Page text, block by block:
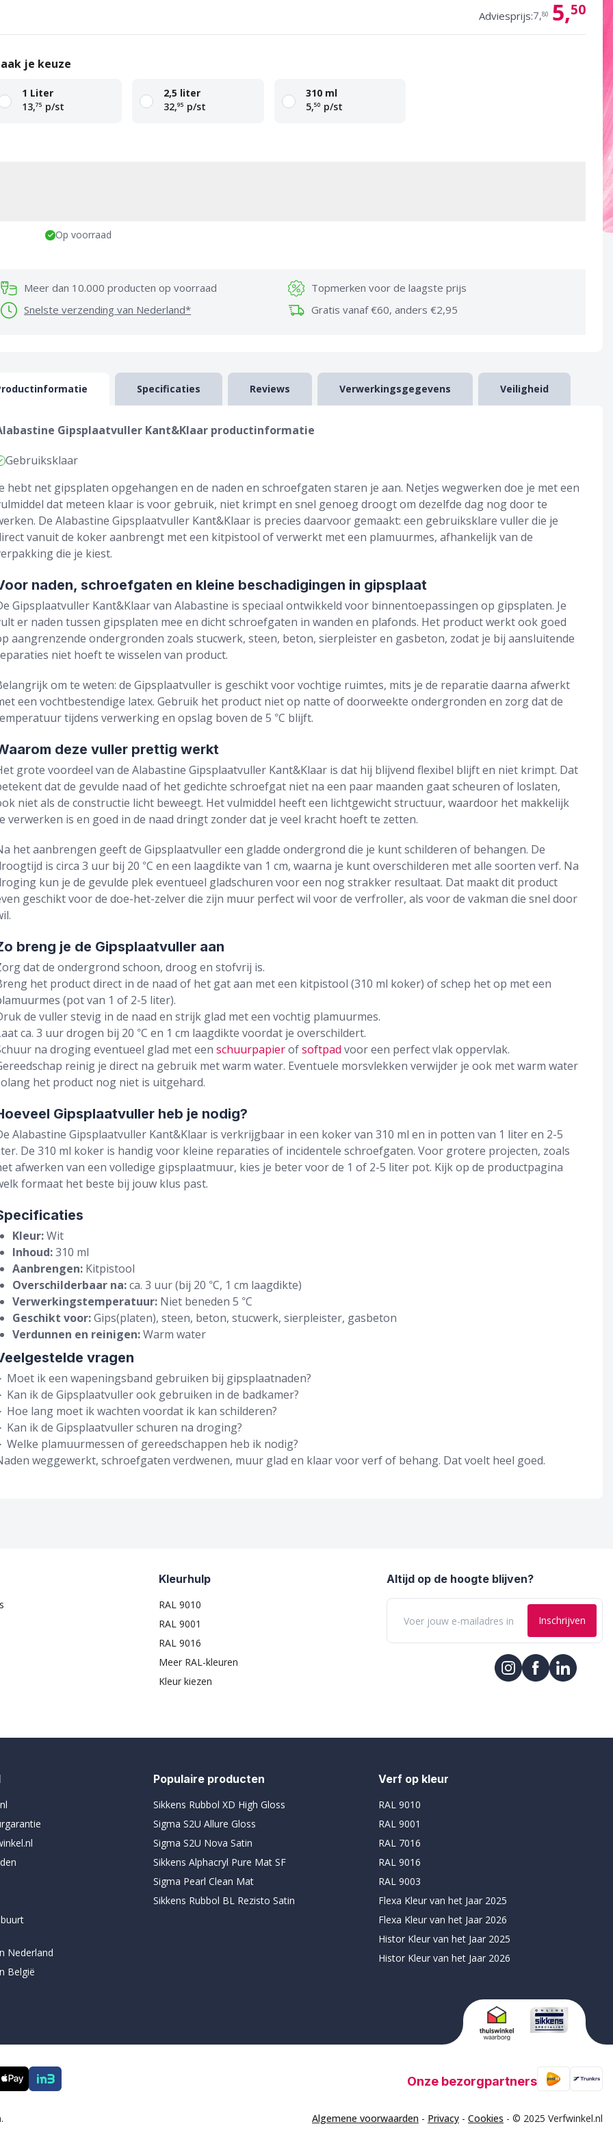
Adviesprijs:7,80 5,50
je keuze
1 Liter
13,75 p/st
2,5 liter
32,95 p/st
310 ml
5,50 p/st
Op voorraad
Meer dan 10.000 producten op voorraad
Topmerken voor de laagste prijs
Snelste verzending van Nederland*
Gratis vanaf €60, anders €2,95
Gipsplaatvuller Kant&Klaar productinformatie
Gebruiksklaar
hebt net gipsplaten opgehangen en de naden en schroefgaten staren je aan. Netjes wegwerken doe je met een
dat meteen klaar is voor gebruik, niet krimpt en snel genoeg droogt om dezelfde dag nog door te
De Alabastine Gipsplaatvuller Kant&Klaar is precies daarvoor gemaakt: een gebruiksklare vuller die je
vanuit de koker aanbrengt met een kitpistool of verwerkt met een plamuurmes, afhankelijk van de
die je kiest.
naden, schroefgaten en kleine beschadigingen in gipsplaat
Gipsplaatvuller Kant&Klaar van Alabastine is speciaal ontwikkeld voor binnentoepassingen op gipsplaten. Je
er naden tussen gipsplaten mee en dicht schroefgaten in wanden en plafonds. Het product werkt ook goed
aangrenzende ondergronden zoals stucwerk, steen, beton, sierpleister en gasbeton, zodat je bij aansluitende
niet hoeft te wisselen van product.
om te weten: de Gipsplaatvuller is geschikt voor vochtige ruimtes, mits je de reparatie daarna afwerkt
een vochtbestendige latex. Gebruik het product niet op natte of doorweekte ondergronden en zorg dat de
tijdens verwerking en opslag boven de 5 °C blijft.
deze vuller prettig werkt
grote voordeel van de Alabastine Gipsplaatvuller Kant&Klaar is dat hij blijvend flexibel blijft en niet krimpt. Dat
dat de gevulde naad of het gedichte schroefgat niet na een paar maanden gaat scheuren of loslaten,
niet als de constructie licht beweegt. Het vulmiddel heeft een lichtgewicht structuur, waardoor het makkelijk
verwerken is en goed in de naad dringt zonder dat je veel kracht hoeft te zetten.
het aanbrengen geeft de Gipsplaatvuller een gladde ondergrond die je kunt schilderen of behangen. De
is circa 3 uur bij 20 °C en een laagdikte van 1 cm, waarna je kunt overschilderen met alle soorten verf. Na
kun je de gevulde plek eventueel gladschuren voor een nog strakker resultaat. Dat maakt dit product
geschikt voor de doe-het-zelver die zijn muur perfect wil voor de verfroller, als voor de vakman die snel door
breng je de Gipsplaatvuller aan
dat de ondergrond schoon, droog en stofvrij is.
het product direct in de naad of het gat aan met een kitpistool (310 ml koker) of schep het op met een
(pot van 1 of 2-5 liter).
de vuller stevig in de naad en strijk glad met een vochtig plamuurmes.
ca. 3 uur drogen bij 20 °C en 1 cm laagdikte voordat je overschildert.
na droging eventueel glad met eenschuurpapierofsoftpad voor een perfect vlak oppervlak.
reinig je direct na gebruik met warm water. Eventuele morsvlekken verwijder je ook met warm water
het product nog niet is uitgehard.
Gipsplaatvuller heb je nodig?
Alabastine Gipsplaatvuller Kant&Klaar is verkrijgbaar in een koker van 310 ml en in potten van 1 liter en 2-5
De 310 ml koker is handig voor kleine reparaties of incidentele schroefgaten. Voor grotere projecten, zoals
afwerken van een volledige gipsplaatmuur, kies je beter voor de 1 of 2-5 liter pot. Kijk op de productpagina
formaat het beste bij jouw klus past.
Kleur:Wit
Inhoud:310 ml
Aanbrengen: Kitpistool
Overschilderbaar na:ca. 3 uur (bij 20 °C, 1 cm laagdikte)
Verwerkingstemperatuur: Niet beneden 5 °C
Geschikt voor:Gips(platen), steen, beton, stucwerk, sierpleister, gasbeton
Verdunnen en reinigen:Warm water
vragen
Moet ik een wapeningsband gebruiken bij gipsplaatnaden?
Kan ik de Gipsplaatvuller ook gebruiken in de badkamer?
Hoe lang moet ik wachten voordat ik kan schilderen?
Kan ik de Gipsplaatvuller schuren na droging?
Welke plamuurmessen of gereedschappen heb ik nodig?
weggewerkt, schroefgaten verdwenen, muur glad en klaar voor verf of behang. Dat voelt heel goed.
Specificaties Reviews Verwerkingsgegevens Veiligheid
Kleurhulp
RAL 9010
RAL 9001
RAL 9016
Meer RAL-kleuren
Kleur kiezen
Altijd op de hoogte blijven?
Inschrijven
Nederland
België
Populaire producten
Sikkens Rubbol XD High Gloss
Sigma S2U Allure Gloss
Sigma S2U Nova Satin
Sikkens Alphacryl Pure Mat SF
Sigma Pearl Clean Mat
Sikkens Rubbol BL Rezisto Satin
Verf op kleur
RAL 9010
RAL 9001
RAL 7016
RAL 9016
RAL 9003
Flexa Kleur van het Jaar 2025
Flexa Kleur van het Jaar 2026
Histor Kleur van het Jaar 2025
Histor Kleur van het Jaar 2026
Onze bezorgpartners
Algemene voorwaarden - Privacy - Cookies - © 2025 Verfwinkel.nl